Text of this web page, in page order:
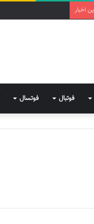
اخبار
فوتبال فوتسال